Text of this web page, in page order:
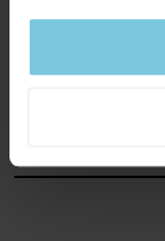
Material
100% Polyester